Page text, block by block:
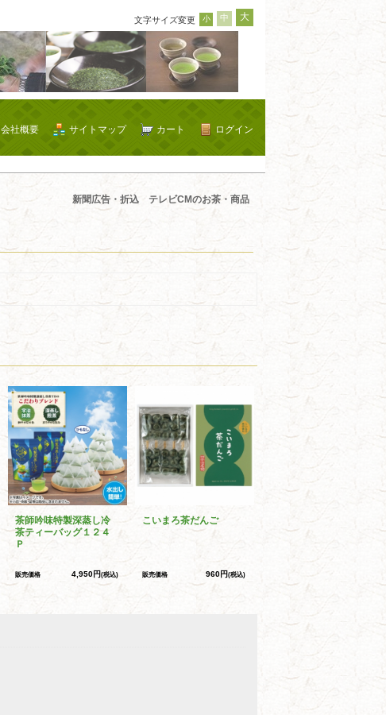
文字サイズ変更 小 中 大
ログイン
カート
サイトマップ
会社概要
新聞広告・折込 テレビCMのお茶・商品
茶師吟味特製深蒸し冷
茶ティーバッグ１２４
Ｐ
販売価格 4,950円(税込)
こいまろ茶だんご
販売価格 960円(税込)